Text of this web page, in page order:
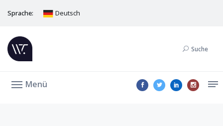
Sprache: Deutsch
Suche
Menü